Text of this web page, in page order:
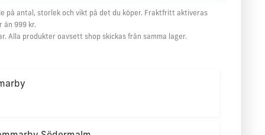
på antal, storlek och vikt på det du köper. Fraktfritt aktiveras
än 999 kr.
Alla produkter oavsett shop skickas från samma lager.